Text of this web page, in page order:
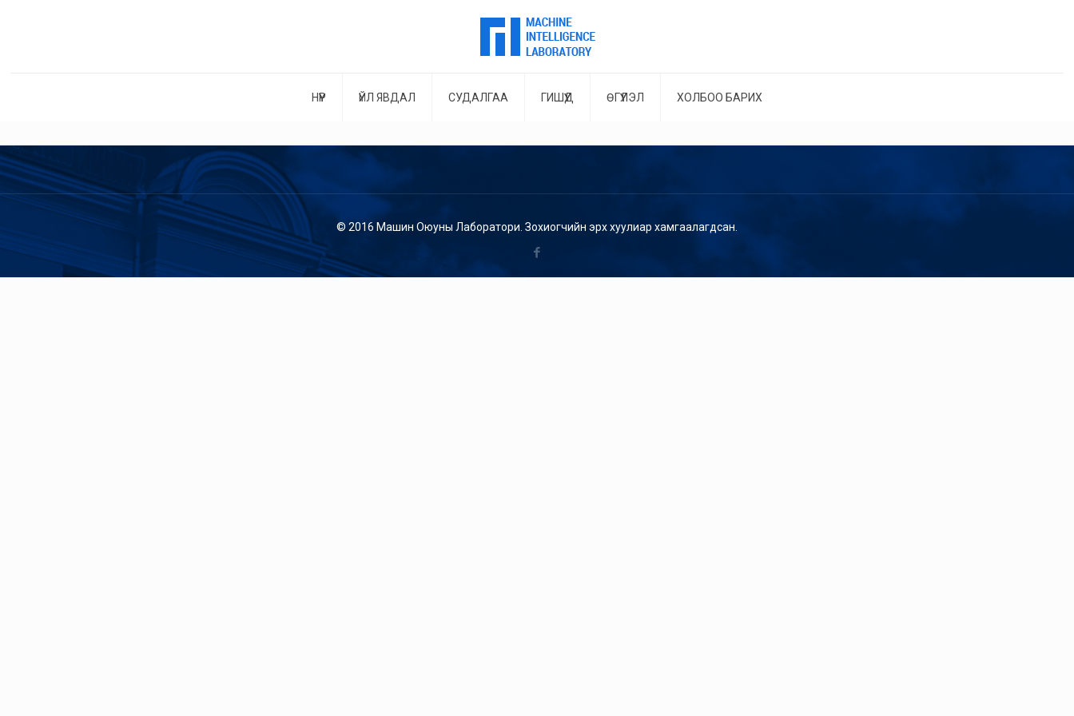
НҮҮР ҮЙЛ ЯВДАЛ СУДАЛГАА ГИШҮҮД ӨГҮҮЛЭЛ ХОЛБОО БАРИХ
© 2016 Машин Оюуны Лаборатори. Зохиогчийн эрх хуулиар хамгаалагдсан.